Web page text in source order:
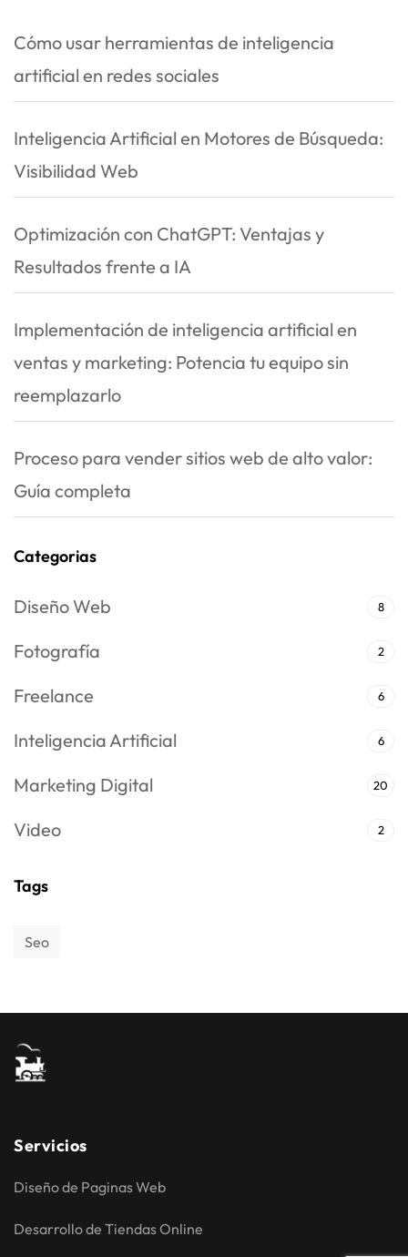
Cómo usar herramientas de inteligencia
artificial en redes sociales
Inteligencia Artificial en Motores de Búsqueda:
Visibilidad Web
Optimización con ChatGPT: Ventajas y
Resultados frente a IA
Implementación de inteligencia artificial en
ventas y marketing: Potencia tu equipo sin
reemplazarlo
Proceso para vender sitios web de alto valor:
Guía completa
Categorias
Diseño Web 8
Fotografía 2
Freelance 6
Inteligencia Artificial 6
Marketing Digital 20
Video 2
Tags
Seo
Servicios
Diseño de Paginas Web
Desarrollo de Tiendas Online